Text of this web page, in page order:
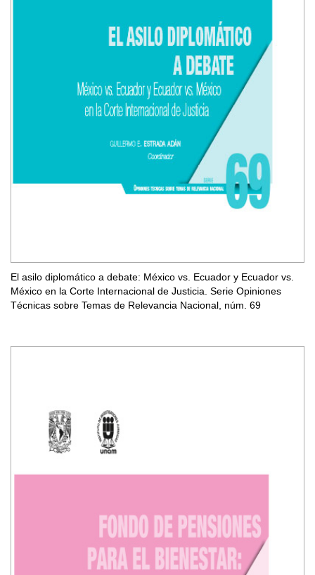
El asilo diplomático a debate: México vs. Ecuador y Ecuador vs.
México en la Corte Internacional de Justicia. Serie Opiniones
Técnicas sobre Temas de Relevancia Nacional, núm. 69